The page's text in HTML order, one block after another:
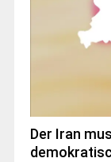
Der Iran